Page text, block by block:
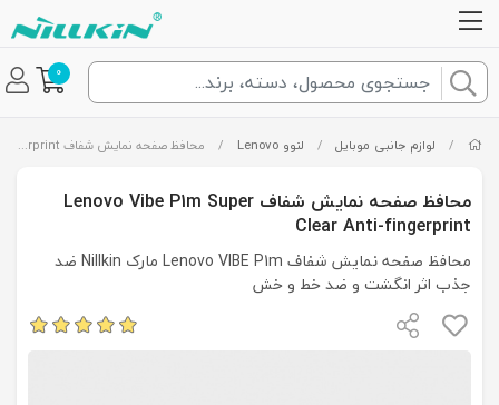
0
/ لوازم جانبی موبایل / لنوو Lenovo / محافظ صفحه نمایش شفاف Lenovo Vibe P1m Super Clear Anti-fingerprint
محافظ صفحه نمایش شفاف Lenovo Vibe P1m Super
Clear Anti-fingerprint
محافظ صفحه نمایش شفاف Lenovo VIBE P1m مارک Nillkin ضد
جذب اثر انگشت و ضد خط و خش